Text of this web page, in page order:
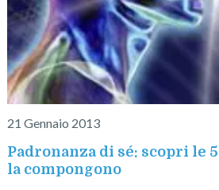
21 Gennaio 2013
Padronanza di sé: scopri le
la compongono